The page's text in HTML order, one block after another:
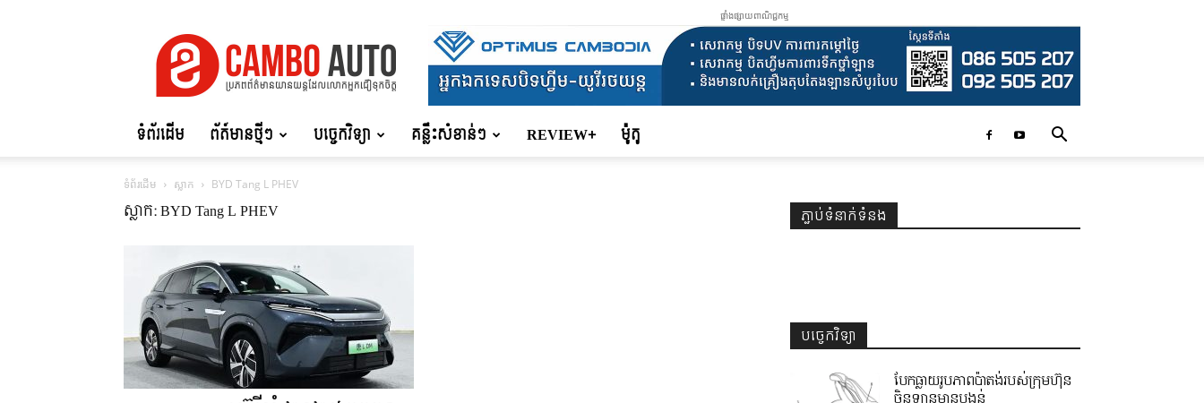
Auto
ផ្ទាំងផ្សាយពាណិជ្ជកម្ម
ទំព័រដើម ព័ត៍មានថ្មីៗ បច្ចេកវិទ្យា គន្លឹះសំខាន់ៗ REVIEW+ ម៉ូតូ
ទំព័រដើម ស្លាក BYD Tang L PHEV
ស្លាក: BYD Tang L PHEV ភ្ជាប់ទំនាក់ទំនង
បច្ចេកវិទ្យា
បែកធ្លាយរូបភាពប៉ាតង់របស់ក្រុមហ៊ុន